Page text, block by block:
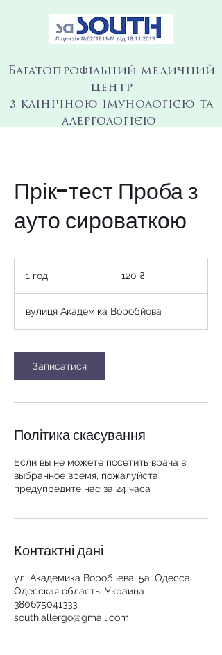
Багатопрофільний медичний
центр
з клінічною імунологією та
алергологією
Прік-тест Проба з
ауто сироваткою
1 год
гривень
120 ₴
вулиця Академіка Воробйова
Записатися
Політика скасування
Если вы не можете посетить врача в
выбранное время, пожалуйста
предупредите нас за 24 часа
Контактні дані
ул. Академика Воробьева, 5а, Одесса,
Одесская область, Украина
380675041333
south.allergo@gmail.com